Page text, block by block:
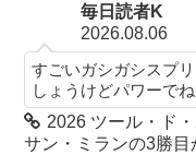
毎日読者K
2026.08.06
すごいガシガシスプ
しょうけどパワーで
2026 ツール・ド
サン・ミランの3勝目